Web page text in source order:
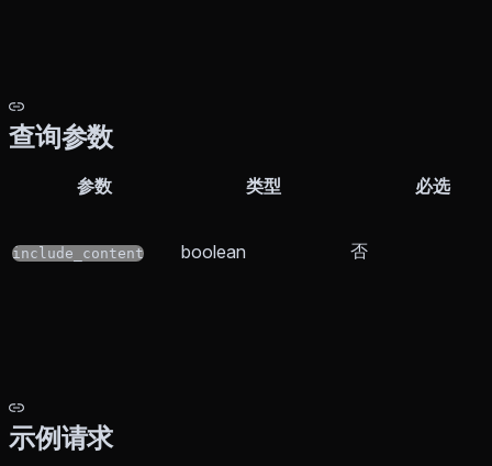
查询参数
参数 类型 必选
include_content boolean 否
示例请求